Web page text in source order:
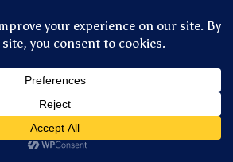
Gaya Naskah yang
Cocok
Catatan Praktis
Krama alus lebih
dominan
dan urutan